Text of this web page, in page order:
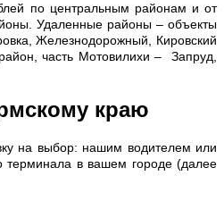
по центральным районам и от
Удаленные районы – объекты
Железнодорожный, Кировский
часть Мотовилихи – Запруд,
краю
на выбор: нашим водителем или
терминала в вашем городе (далее